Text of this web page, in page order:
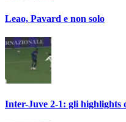
Leao, Pavard e non solo
Inter-Juve 2-1: gli highlights